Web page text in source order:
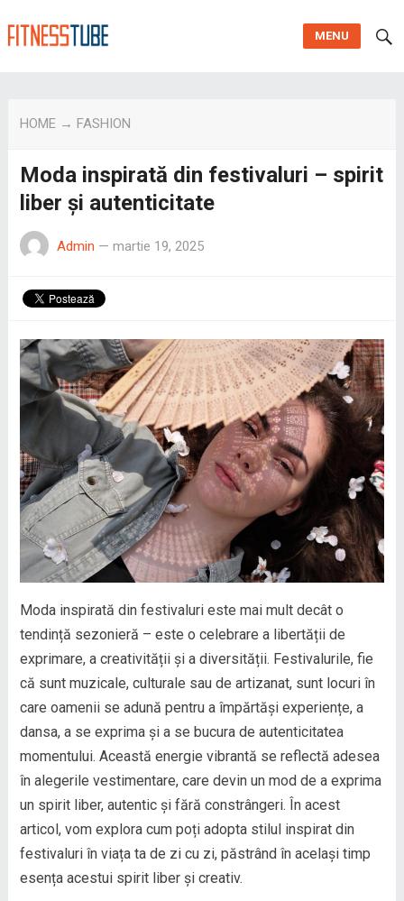
MENU
HOME→ FASHION
Moda inspirată din festivaluri – spirit
liber și autenticitate
Admin — martie 19, 2025
Moda inspirată din festivaluri este mai mult decât o
tendință sezonieră – este o celebrare a libertății de
exprimare, a creativității și a diversității. Festivalurile, fie
că sunt muzicale, culturale sau de artizanat, sunt locuri în
care oamenii se adună pentru a împărtăși experiențe, a
dansa, a se exprima și a se bucura de autenticitatea
momentului. Această energie vibrantă se reflectă adesea
în alegerile vestimentare, care devin un mod de a exprima
un spirit liber, autentic și fără constrângeri. În acest
articol, vom explora cum poți adopta stilul inspirat din
festivaluri în viața ta de zi cu zi, păstrând în același timp
esența acestui spirit liber și creativ.